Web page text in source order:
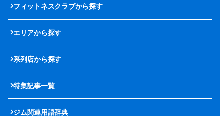
フィットネスクラブから探す
エリアから探す
系列店から探す
特集記事一覧
ジム関連用語辞典